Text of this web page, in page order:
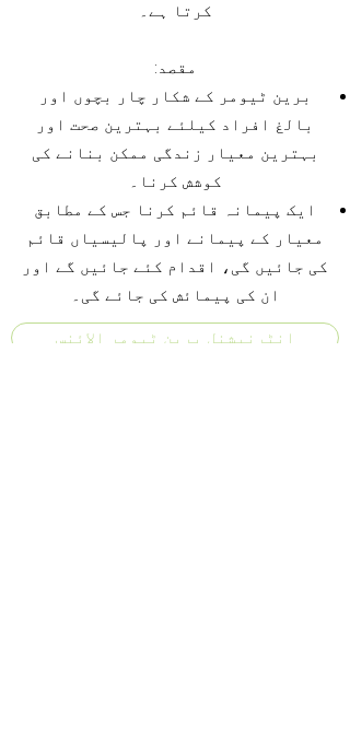
کرتا ہے۔
مقصد:
برین ٹیومر کے شکار چار بچوں اور
بالغ افراد کیلئے بہترین صحت اور
بہترین معیار زندگی ممکن بنانے کی
کوشش کرنا۔
ایک پیمانہ قائم کرنا جس کے مطابق
معیار کے پیمانے اور پالیسیاں قائم
کی جائیں گی، اقدام کئے جائیں گے اور
ان کی پیمائش کی جائے گی۔
انٹرنیشنل برین ٹیومر الائنس